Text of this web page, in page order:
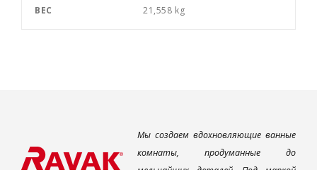
ВЕС 21,558 kg
Мы создаем вдохновляющие ванные
комнаты, продуманные до